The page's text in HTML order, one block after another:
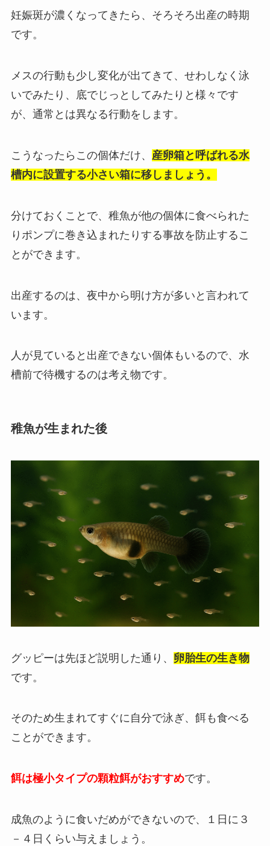
妊娠斑が濃くなってきたら、そろそろ出産の時期
です。
メスの行動も少し変化が出てきて、せわしなく泳
いでみたり、底でじっとしてみたりと様々です
が、通常とは異なる行動をします。
こうなったら この個体だけ、 産卵箱と呼ばれる水
槽内に設置する小さい箱に移しましょう。
分けておくことで、稚魚が他の個体に食べられた
りポンプに巻き込まれたりする事故を防止するこ
とができます。
出産するのは、夜中から明け方が多いと言われて
います。
人が見ていると出産できない個体もいるので、水
槽前で待機するのは考え物です。
稚魚が生まれた後
グッピーは先ほど説明した通り、 卵胎生の生き物
です。
そのため生まれてすぐに自分で泳ぎ、餌も食べる
ことができます。
餌は極小タイプの顆粒餌がおすすめです。
成魚のように食いだめができないので、１日に３
－４日くらい与えましょう。